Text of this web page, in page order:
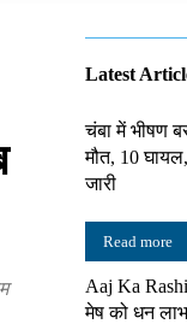
Latest
चंबा में भीषण
मौत, 10
जारी
Read more
Aaj Ka
मेष को धन